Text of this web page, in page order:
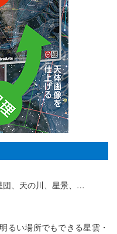
団、天の川、星景、…
るい場所でもできる星雲・